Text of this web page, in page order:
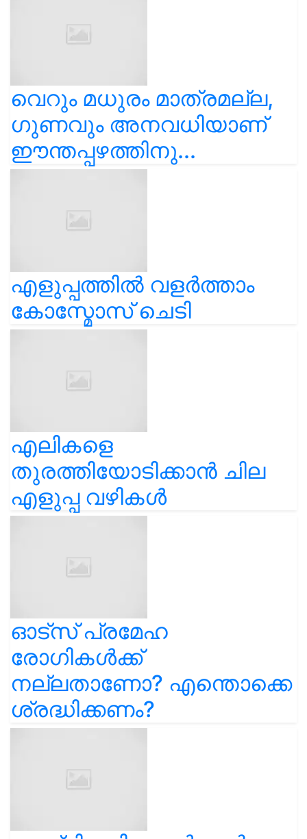
വെറും മധുരം മാത്രമല്ല,
ഗുണവും അനവധിയാണ്
ഈന്തപ്പഴത്തിനു...
എളുപ്പത്തിൽ വളർത്താം
കോസ്മോസ് ചെടി
എലികളെ
തുരത്തിയോടിക്കാൻ ചില
എളുപ്പ വഴികൾ
ഓട്സ് പ്രമേഹ
രോഗികൾക്ക്
നല്ലതാണോ? എന്തൊക്കെ
ശ്രദ്ധിക്കണം?